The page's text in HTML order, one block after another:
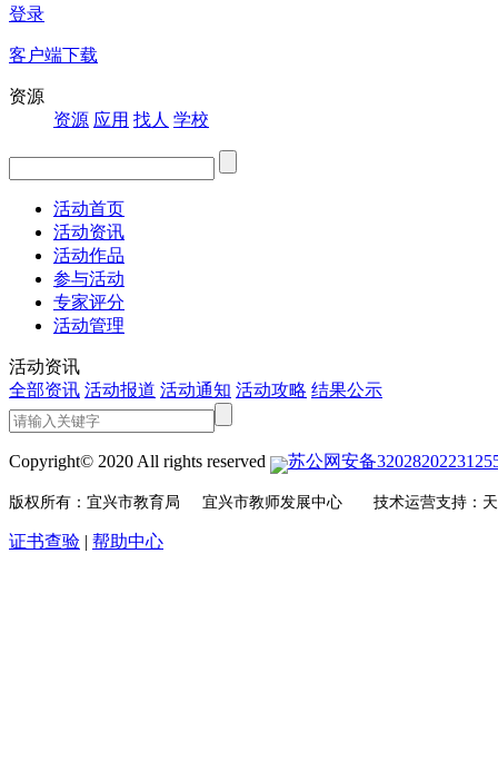
登录
客户端下载
资源
资源 应用 找人 学校
活动首页
活动资讯
活动作品
参与活动
专家评分
活动管理
活动资讯
全部资讯 活动报道 活动通知 活动攻略 结果公示
Copyright© 2020 All rights reserved 苏公网安备
版权所有：宜兴市教育局 宜兴市教师发展中心 技术运营支持：天
证书查验 | 帮助中心